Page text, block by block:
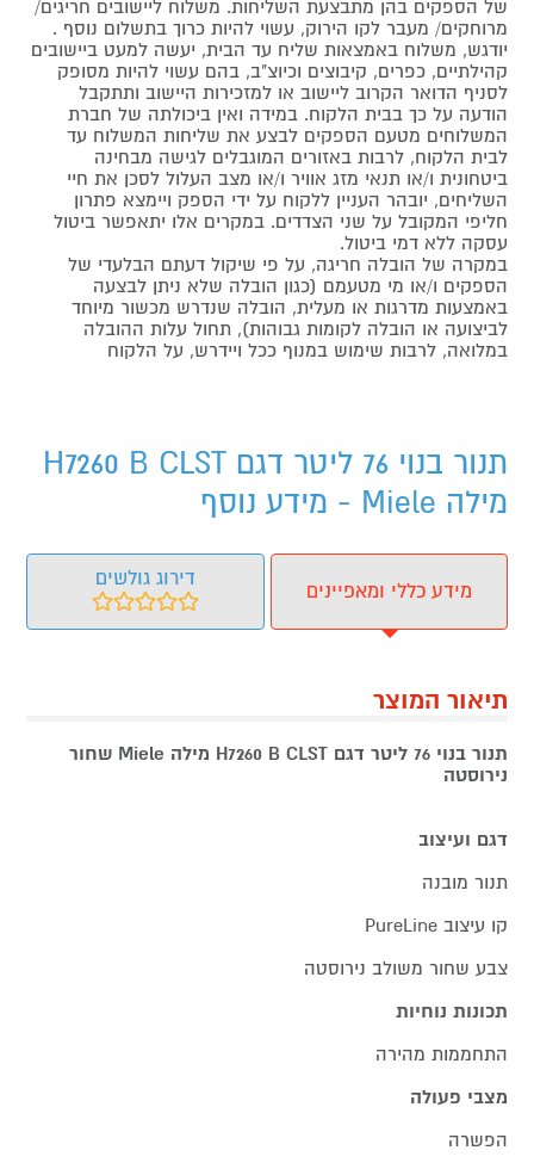
של הספקים בהן מתבצעת השליחות. משלוח ליישובים חריגים/
מרוחקים/ מעבר לקו הירוק, עשוי להיות כרוך בתשלום נוסף .
יודגש, משלוח באמצאות שליח עד הבית, יעשה למעט ביישובים
קהילתיים, כפרים, קיבוצים וכיוצ"ב, בהם עשוי להיות מסופק
לסניף הדואר הקרוב ליישוב או למזכירות היישוב ותתקבל
הודעה על כך בבית הלקוח. במידה ואין ביכולתה של חברת
המשלוחים מטעם הספקים לבצע את שליחות המשלוח עד
לבית הלקוח, לרבות באזורים המוגבלים לגישה מבחינה
ביטחונית ו/או תנאי מזג אוויר ו/או מצב העלול לסכן את חיי
השליחים, יובהר העניין ללקוח על ידי הספק ויימצא פתרון
חליפי המקובל על שני הצדדים. במקרים אלו יתאפשר ביטול
עסקה ללא דמי ביטול.
במקרה של הובלה חריגה, על פי שיקול דעתם הבלעדי של
הספקים ו/או מי מטעמם (כגון הובלה שלא ניתן לבצעה
באמצעות מדרגות או מעלית, הובלה שנדרש מכשור מיוחד
לביצועה או הובלה לקומות גבוהות), תחול עלות ההובלה
במלואה, לרבות שימוש במנוף ככל ויידרש, על הלקוח
תנור בנוי 76 ליטר דגם H7260 B CLST
מילה Miele - מידע נוסף
מידע כללי ומאפיינים
דירוג גולשים
תיאור המוצר
תנור בנוי 76 ליטר דגם H7260 B CLST מילה Miele שחור
נירוסטה
דגם ועיצוב
תנור מובנה
קו עיצוב PureLine
צבע שחור משולב נירוסטה
תכונות נוחיות
התחממות מהירה
מצבי פעולה
הפשרה